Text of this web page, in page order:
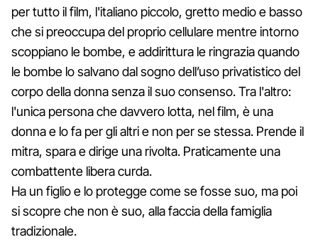
per tutto il film, l'italiano piccolo, gretto medio e basso
che si preoccupa del proprio cellulare mentre intorno
scoppiano le bombe, e addirittura le ringrazia quando
le bombe lo salvano dal sogno dell’uso privatistico del
corpo della donna senza il suo consenso. Tra l'altro:
l'unica persona che davvero lotta, nel film, è una
donna e lo fa per gli altri e non per se stessa. Prende il
mitra, spara e dirige una rivolta. Praticamente una
combattente libera curda.
Ha un figlio e lo protegge come se fosse suo, ma poi
si scopre che non è suo, alla faccia della famiglia
tradizionale.